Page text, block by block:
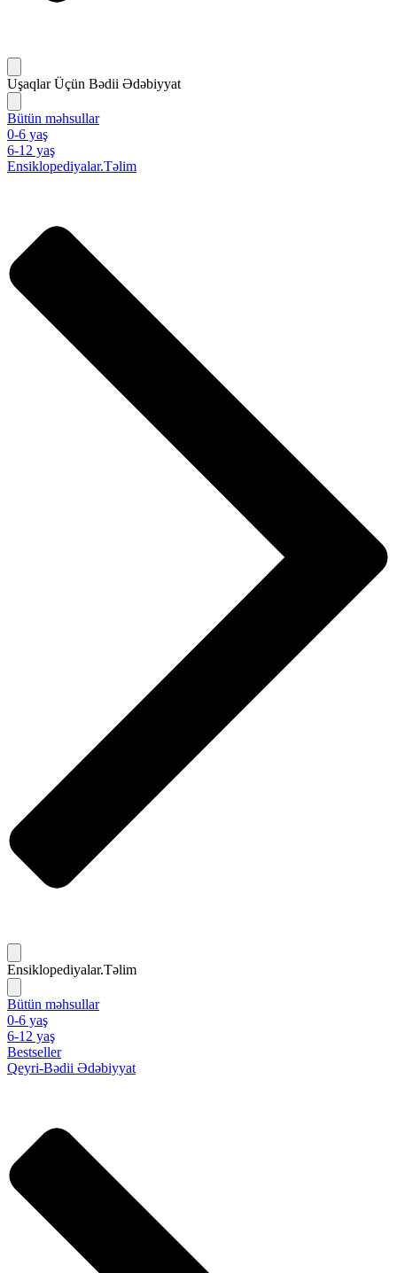
Uşaqlar Üçün Bədii Ədəbiyyat
Bütün məhsullar
0-6 yaş
6-12 yaş
Ensiklopediyalar.Təlim
Ensiklopediyalar.Təlim
Bütün məhsullar
0-6 yaş
6-12 yaş
Bestseller
Qeyri-Bədii Ədəbiyyat